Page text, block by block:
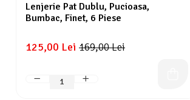
Lenjerie Pat Dublu, Pucioasa,
Bumbac, Finet, 6 Piese
169,00 Lei
125,00 Lei